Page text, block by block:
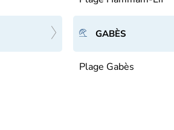
GABÈS
Plage Gabès